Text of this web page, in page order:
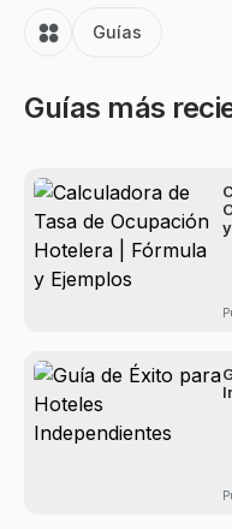
Guías
Guías más